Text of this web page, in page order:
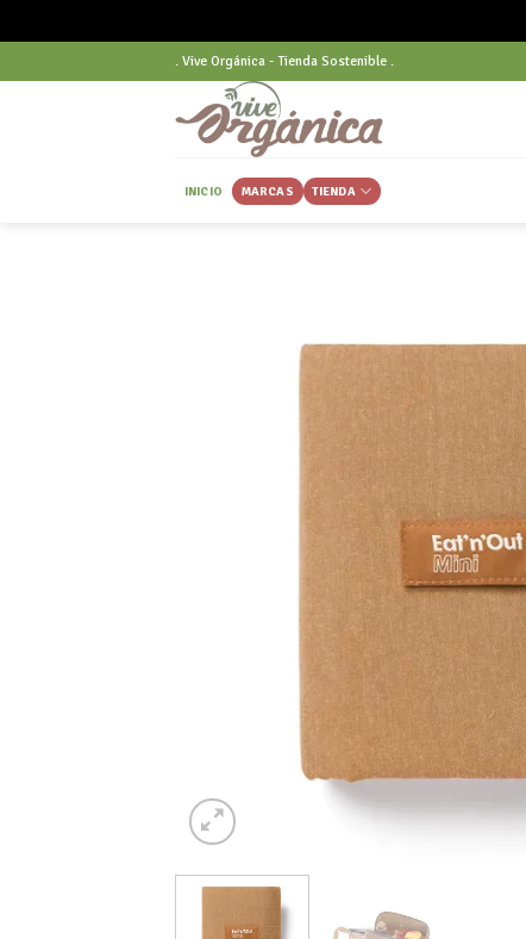
to
. Vive Orgánica - Tienda Sostenible .
INICIO MARCAS TIENDA